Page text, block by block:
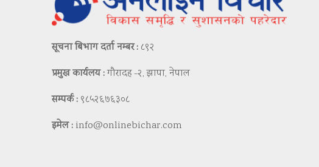
सूचना बिभाग दर्ता नम्बर : ८९२
प्रमुख कार्यलय :गौरादह -२, झापा, नेपाल
सम्पर्क : ९८५२६७६३०८
इमेल : info@onlinebichar.com